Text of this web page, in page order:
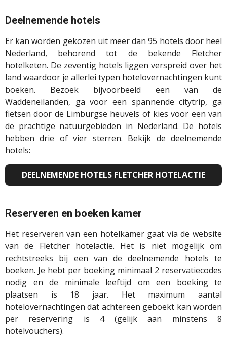
Deelnemende hotels
Er kan worden gekozen uit meer dan 95 hotels door heel
Nederland, behorend tot de bekende Fletcher
hotelketen. De zeventig hotels liggen verspreid over het
land waardoor je allerlei typen hotelovernachtingen kunt
boeken. Bezoek bijvoorbeeld een van de
Waddeneilanden, ga voor een spannende citytrip, ga
fietsen door de Limburgse heuvels of kies voor een van
de prachtige natuurgebieden in Nederland. De hotels
hebben drie of vier sterren. Bekijk de deelnemende
hotels:
DEELNEMENDE HOTELS FLETCHER HOTELACTIE
Reserveren en boeken kamer
Het reserveren van een hotelkamer gaat via de website
van de Fletcher hotelactie. Het is niet mogelijk om
rechtstreeks bij een van de deelnemende hotels te
boeken. Je hebt per boeking minimaal 2 reservatiecodes
nodig en de minimale leeftijd om een boeking te
plaatsen is 18 jaar. Het maximum aantal
hotelovernachtingen dat achtereen geboekt kan worden
per reservering is 4 (gelijk aan minstens 8
hotelvouchers).